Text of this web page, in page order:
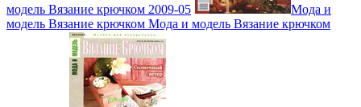
модель Вязание крючком 2009-05
Мода и
модель Вязание крючком Мода и модель Вязание крючком